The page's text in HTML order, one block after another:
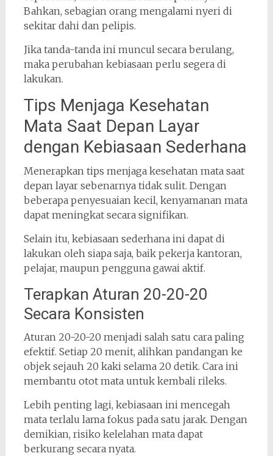
Bahkan, sebagian orang mengalami nyeri di
sekitar dahi dan pelipis.
Jika tanda-tanda ini muncul secara berulang,
maka perubahan kebiasaan perlu segera di
lakukan.
Tips Menjaga Kesehatan
Mata Saat Depan Layar
dengan Kebiasaan Sederhana
Menerapkan tips menjaga kesehatan mata saat
depan layar sebenarnya tidak sulit. Dengan
beberapa penyesuaian kecil, kenyamanan mata
dapat meningkat secara signifikan.
Selain itu, kebiasaan sederhana ini dapat di
lakukan oleh siapa saja, baik pekerja kantoran,
pelajar, maupun pengguna gawai aktif.
Terapkan Aturan 20-20-20
Secara Konsisten
Aturan 20-20-20 menjadi salah satu cara paling
efektif. Setiap 20 menit, alihkan pandangan ke
objek sejauh 20 kaki selama 20 detik. Cara ini
membantu otot mata untuk kembali rileks.
Lebih penting lagi, kebiasaan ini mencegah
mata terlalu lama fokus pada satu jarak. Dengan
demikian, risiko kelelahan mata dapat
berkurang secara nyata.